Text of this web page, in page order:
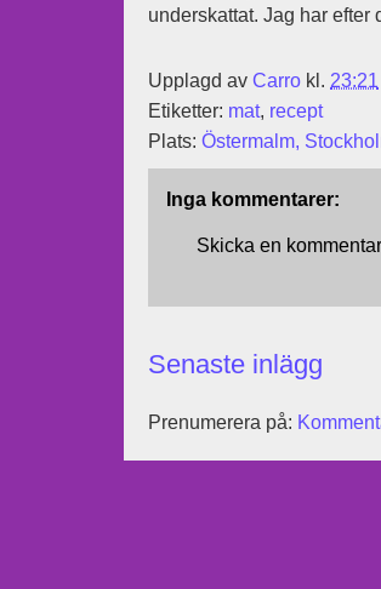
underskattat. Jag har efter
Upplagd av Carro kl. 23:21
Etiketter: mat, recept
Plats: Östermalm,
Inga kommentarer:
Skicka en kommentar
Senaste inlägg
Prenumerera på: